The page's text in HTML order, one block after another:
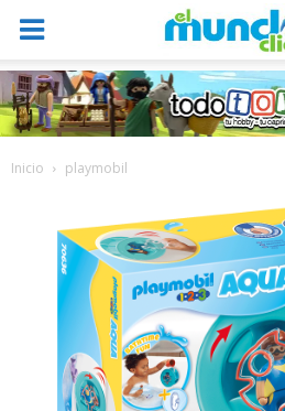
Inicio playmobil